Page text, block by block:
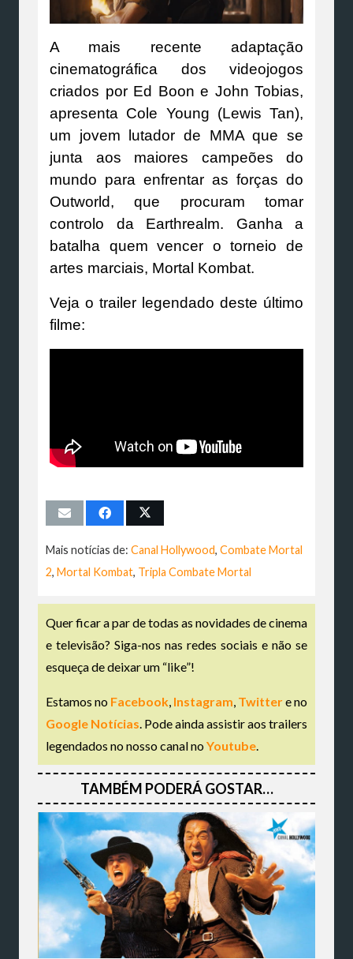
A mais recente adaptação
cinematográfica dos videojogos
criados por Ed Boon e John Tobias,
apresenta Cole Young (Lewis Tan),
um jovem lutador de MMA que se
junta aos maiores campeões do
mundo para enfrentar as forças do
Outworld, que procuram tomar
controlo da Earthrealm. Ganha a
batalha quem vencer o torneio de
artes marciais, Mortal Kombat.
Veja o trailer legendado deste último
filme:
Mais notícias de: Canal Hollywood, Combate Mortal
2, Mortal Kombat, Tripla Combate Mortal
Quer ficar a par de todas as novidades de cinema
e televisão? Siga-nos nas redes sociais e não se
esqueça de deixar um “like”!
Estamos no Facebook, Instagram, Twittere no
Google Notícias. Pode ainda assistir aos trailers
legendados no nosso canal noYoutube.
TAMBÉM PODERÁ GOSTAR…